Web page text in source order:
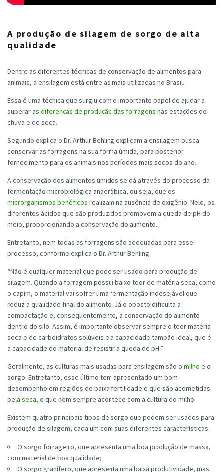
A produção de silagem de sorgo de alta
qualidade
Dentre as diferentes técnicas de conservação de alimentos para
animais, a ensilagem está entre as mais utilizadas no Brasil.
Essa é uma técnica que surgiu com o importante papel de ajudar a
superar as diferenças de produção das forragens nas estações de
chuva e de seca.
Segundo explica o Dr. Arthur Behling explicam a ensilagem busca
conservar as forragens na sua forma úmida, para posterior
fornecimento para os animais nos períodos mais secos do ano.
A conservação dos alimentos úmidos se dá através do processo da
fermentação microbiológica anaeróbica, ou seja, que os
microrganismos benéficos realizam na ausência de oxigênio. Nele, os
diferentes ácidos que são produzidos promovem a queda de pH do
meio, proporcionando a conservação do alimento.
Entretanto, nem todas as forragens são adequadas para esse
processo, conforme explica o Dr. Arthur Behling:
“Não é qualquer material que pode ser usado para produção de
silagem. Quando a forragem possui baixo teor de matéria seca, como
o capim, o material vai sofrer uma fermentação indesejável que
reduz a qualidade final do alimento. Já o oposto dificulta a
compactação e, consequentemente, a conservação do alimento
dentro do silo. Assim, é importante observar sempre o teor matéria
seca e de carboidratos solúveis e a capacidade tampão ideal, que é
a capacidade do material de resistir a queda de pH.”
Geralmente, as culturas mais usadas para ensilagem são o milho e o
sorgo. Entretanto, esse último tem apresentado um bom
desempenho em regiões de baixa fertilidade e que são acometidas
pela seca, o que nem sempre acontece com a cultura do milho.
Existem quatro principais tipos de sorgo que podem ser usados para
produção de silagem, cada um com suas diferentes características:
O sorgo forrageiro, que apresenta uma boa produção de massa,
com material de boa qualidade;
O sorgo granífero, que apresenta uma baixa produtividade, mas